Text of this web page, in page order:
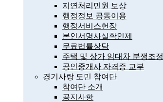
지연처리민원 보상
행정정보 공동이용
행정서비스헌장
본인서명사실확인제
무료법률상담
주택 및 상가 임대차 분쟁조정
공인중개사 자격증 교부
경기사랑 도민 참여단
참여단 소개
공지사항